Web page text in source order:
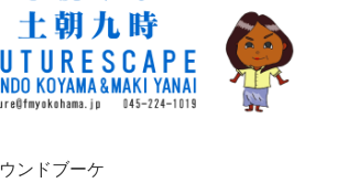
ンドブーケ